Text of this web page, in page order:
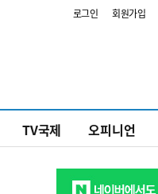
로그인 회원가입
TV국제 오피니언